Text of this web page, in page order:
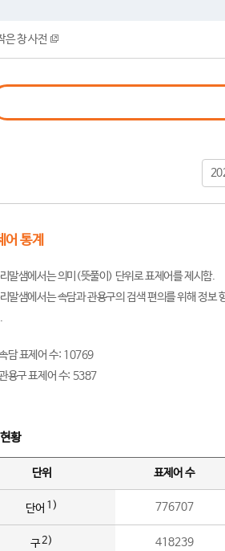
은 창 사전
어 통계
말샘에서는 의미(뜻풀이) 단위로 표제어를 제시함.
말샘에서는 속담과 관용구의 검색 편의를 위해 정보
담 표제어 수: 10769
용구 표제어 수: 5387
황
단위 표제어 수
단어 1) 776707
구2) 418239